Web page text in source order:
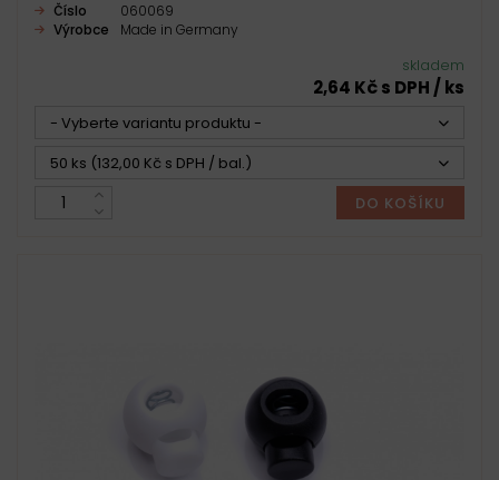
Číslo
060069
Výrobce
Made in Germany
skladem
2,64 Kč s DPH / ks
- Vyberte variantu produktu -
50 ks (132,00 Kč s DPH / bal.)
DO KOŠÍKU